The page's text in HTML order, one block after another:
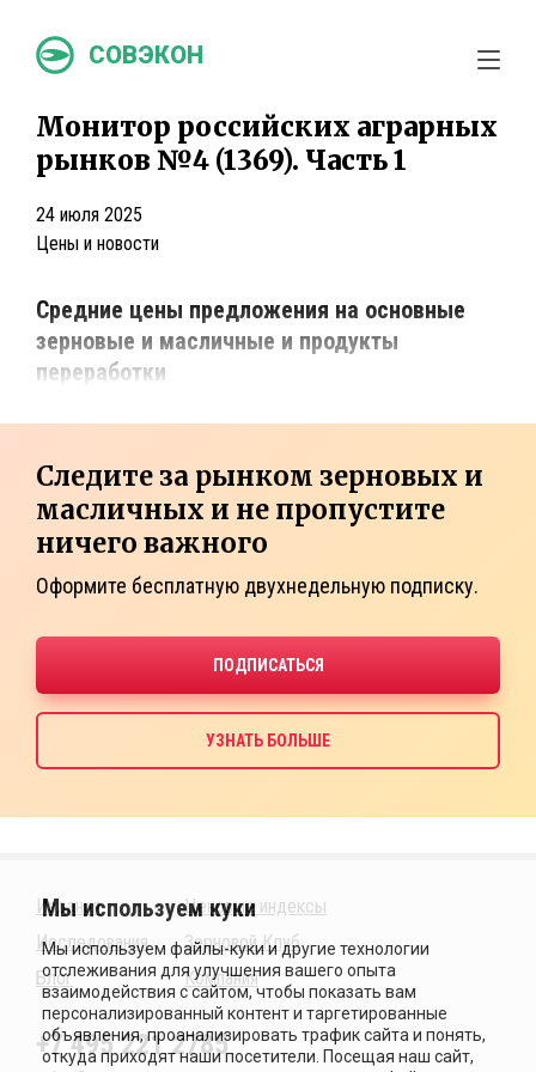
СОВЭКОН
Монитор российских аграрных
рынков №4 (1369). Часть 1
24 июля 2025
Цены и новости
Средние цены предложения на основные
зерновые и масличные и продукты
переработки
Следите за рынком зерновых и
масличных и не пропустите
ничего важного
Оформите бесплатную двухнедельную подписку.
Издания
Исследования
Блог
Ценовые индексы
Зерновой Клуб
Компания
+7 495 221 2785